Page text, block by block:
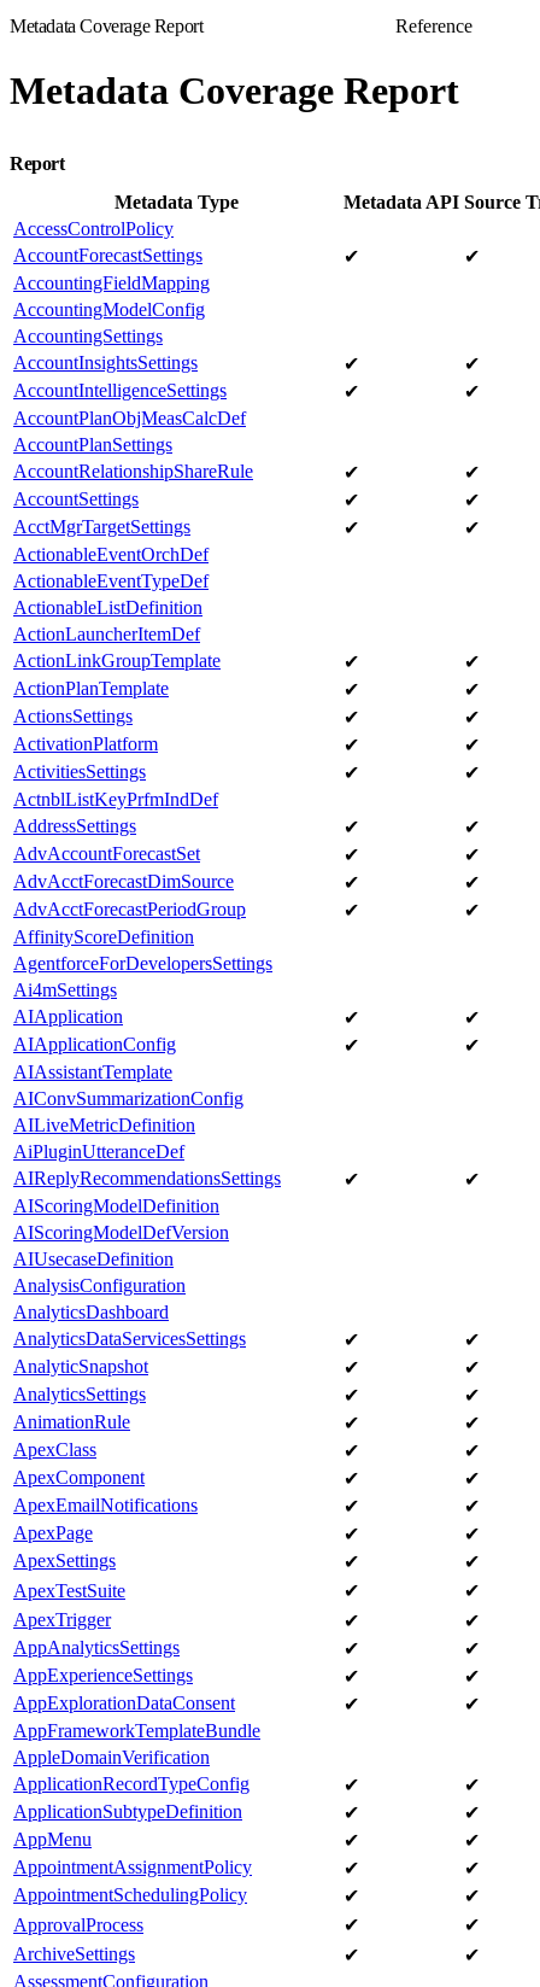
Metadata Coverage Report Reference
Metadata Coverage Report
Report
Metadata Type
Metadata API Source
AccessControlPolicy
AccountForecastSettings
✔ ✔
AccountingFieldMapping
AccountingModelConfig
AccountingSettings
AccountInsightsSettings
✔
✔
AccountIntelligenceSettings
✔
✔
AccountPlanObjMeasCalcDef
AccountPlanSettings
AccountRelationshipShareRule
✔ ✔
AccountSettings
✔
✔
AcctMgrTargetSettings
✔ ✔
ActionableEventOrchDef
ActionableEventTypeDef
ActionableListDefinition
ActionLauncherItemDef
ActionLinkGroupTemplate
✔ ✔
ActionPlanTemplate
✔ ✔
ActionsSettings
✔
✔
ActivationPlatform
✔ ✔
ActivitiesSettings
✔
✔
ActnblListKeyPrfmIndDef
AddressSettings
✔
✔
AdvAccountForecastSet
✔ ✔
AdvAcctForecastDimSource
✔ ✔
AdvAcctForecastPeriodGroup
✔ ✔
AffinityScoreDefinition
AgentforceForDevelopersSettings
Ai4mSettings
AIApplication
✔ ✔
AIApplicationConfig
✔ ✔
AIAssistantTemplate
AIConvSummarizationConfig
AILiveMetricDefinition
AiPluginUtteranceDef
AIReplyRecommendationsSettings
✔
✔
AIScoringModelDefinition
AIScoringModelDefVersion
AIUsecaseDefinition
AnalysisConfiguration
AnalyticsDashboard
AnalyticsDataServicesSettings
✔ ✔
AnalyticSnapshot
✔ ✔
AnalyticsSettings
✔
✔
AnimationRule
✔ ✔
ApexClass
✔ ✔
ApexComponent
✔ ✔
ApexEmailNotifications
✔ ✔
ApexPage
✔ ✔
ApexSettings
✔
✔
ApexTestSuite
✔ ✔
ApexTrigger ✔ ✔
AppAnalyticsSettings
✔
✔
AppExperienceSettings
✔
✔
AppExplorationDataConsent
✔ ✔
AppFrameworkTemplateBundle
AppleDomainVerification
ApplicationRecordTypeConfig
✔ ✔
ApplicationSubtypeDefinition
✔ ✔
AppMenu
✔
✔
AppointmentAssignmentPolicy
✔ ✔
AppointmentSchedulingPolicy
✔ ✔
ApprovalProcess
✔ ✔
ArchiveSettings
✔
✔
AssessmentConfiguration